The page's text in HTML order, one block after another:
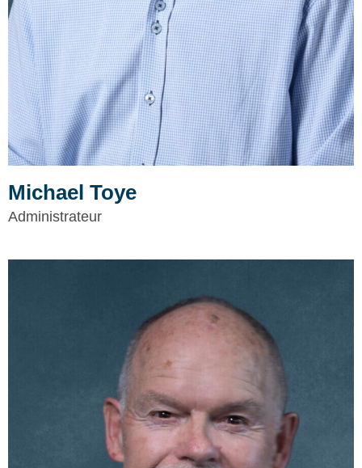
Michael Toye
Administrateur